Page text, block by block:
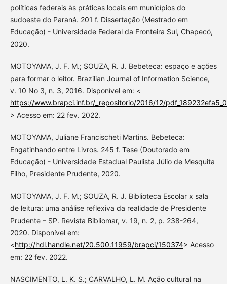
políticas federais às práticas locais em municípios do
sudoeste do Paraná. 201 f. Dissertação (Mestrado em
Educação) - Universidade Federal da Fronteira Sul, Chapecó,
2020.
MOTOYAMA, J. F. M.; SOUZA, R. J. Bebeteca: espaço e ações
para formar o leitor. Brazilian Journal of Information Science,
v. 10 No 3, n. 3, 2016. Disponível em: <
https://www.brapci.inf.br/_repositorio/2016/12/
> Acesso em: 22 fev. 2022.
MOTOYAMA, Juliane Francischeti Martins. Bebeteca:
Engatinhando entre Livros. 245 f. Tese (Doutorado em
Educação) - Universidade Estadual Paulista Júlio de Mesquita
Filho, Presidente Prudente, 2020.
MOTOYAMA, J. F. M.; SOUZA, R. J. Biblioteca Escolar x sala
de leitura: uma análise reflexiva da realidade de Presidente
Prudente – SP. Revista Bibliomar, v. 19, n. 2, p. 238-264,
2020. Disponível em:
<http://hdl.handle.net/20.500.11959/brapci/150374> Acesso
em: 22 fev. 2022.
NASCIMENTO, L. K. S.; CARVALHO, L. M. Ação cultural na